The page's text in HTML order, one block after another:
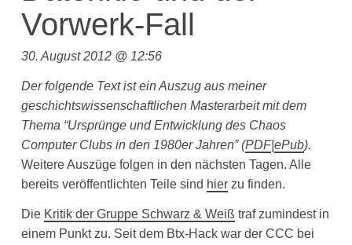
Vorwerk-Fall
30. August 2012 @ 12:56
Der folgende Text ist ein Auszug aus meiner
geschichtswissenschaftlichen Masterarbeit mit dem
Thema “Ursprünge und Entwicklung des Chaos
Computer Clubs in den 1980er Jahren”(PDF|ePub).
Weitere Auszüge folgen in den nächsten Tagen. Alle
bereits veröffentlichten Teile sind hierzu finden.
Die Kritik der Gruppe Schwarz & Weiß traf zumindest in
einem Punkt zu. Seit dem Btx-Hack war der CCC bei